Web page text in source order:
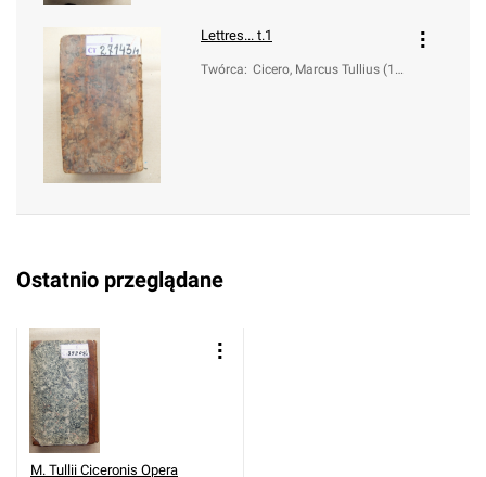
Lettres... t.1
Twórca: Cicero, Marcus Tullius (10
Ostatnio przeglądane
M. Tullii Ciceronis Opera